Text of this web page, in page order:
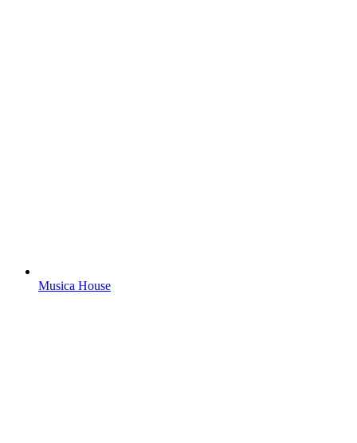
Musica House